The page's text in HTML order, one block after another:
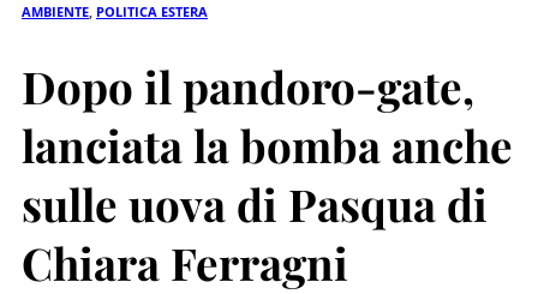
AMBIENTE POLITICA ESTERA
Dopo il pandoro-gate,
lanciata la bomba anche
sulle uova di Pasqua di
Chiara Ferragni